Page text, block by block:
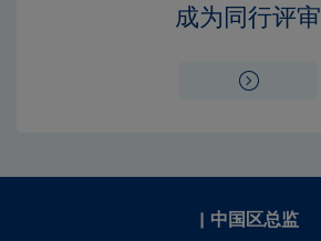
成为同行评审
| 中国区总监